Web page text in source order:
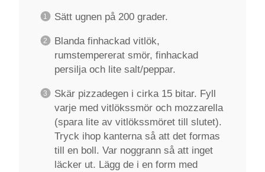
Sätt ugnen på 200 grader.
Blanda finhackad vitlök,
rumstempererat smör, finhackad
persilja och lite salt/peppar.
Skär pizzadegen i cirka 15 bitar. Fyll
varje med vitlökssmör och mozzarella
(spara lite av vitlökssmöret till slutet).
Tryck ihop kanterna så att det formas
till en boll. Var noggrann så att inget
läcker ut. Lägg de i en form med